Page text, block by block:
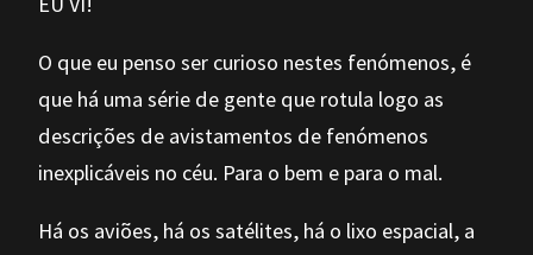
O que eu penso ser curioso nestes fenómenos, é
que há uma série de gente que rotula logo as
descrições de avistamentos de fenómenos
inexplicáveis no céu. Para o bem e para o mal.
Há os aviões, há os satélites, há o lixo espacial, a